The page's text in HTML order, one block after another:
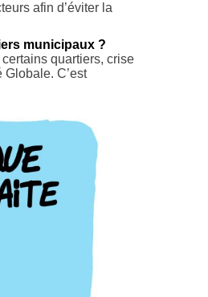
afin d’éviter la
municipaux ?
quartiers, crise
C’est